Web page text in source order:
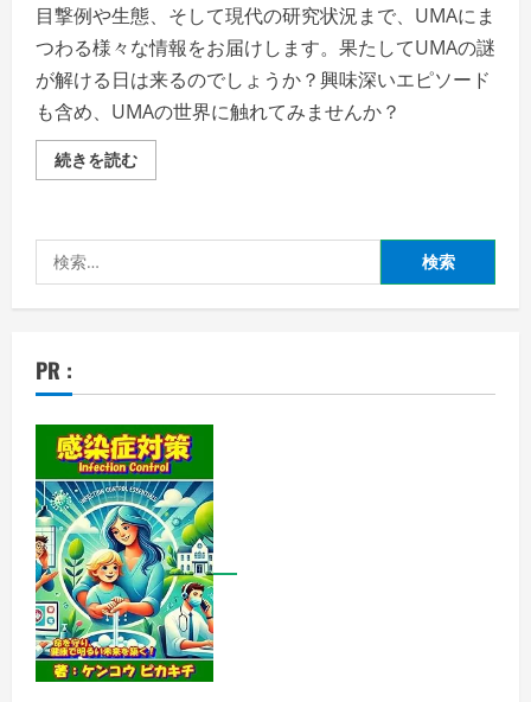
目撃例や生態、そして現代の研究状況まで、UMAにま
つわる様々な情報をお届けします。果たしてUMAの謎
が解ける日は来るのでしょうか？興味深いエピソード
も含め、UMAの世界に触れてみませんか？
続きを読むUMA（未
確
と
体
何
の
源
や
種
類、
そ
し
て
謎
に
包
ま
れ
た
存
在
と
は？
索:
PR :